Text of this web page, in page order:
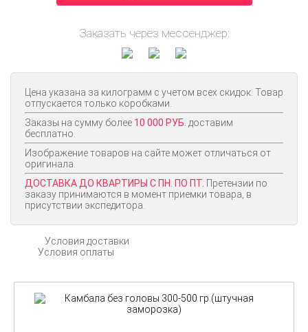
Заказать через мессенджер:
Цена указана за килограмм с учетом всех скидок. Товар
отпускается только коробками.
Заказы на сумму более 10 000 РУБ. доставим
бесплатно.
Изображение товаров на сайте может отличаться от
оригинала.
ДОСТАВКА ДО КВАРТИРЫ С ПН. ПО ПТ. Претензии по
заказу принимаются в момент приемки товара, в
присутствии экспедитора.
Условия доставки
Условия оплаты